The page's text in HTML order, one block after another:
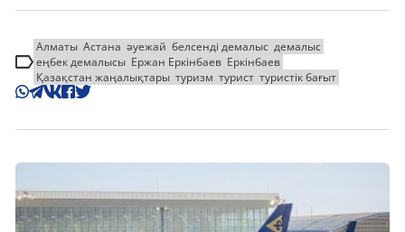
Алматы Астана әуежай белсенді демалыс демалыс
еңбек демалысы Ержан Еркінбаев Еркінбаев
Қазақстан жаңалықтары туризм турист туристік бағыт